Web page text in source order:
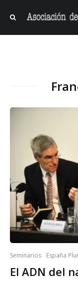
Seminarios España
El ADN del